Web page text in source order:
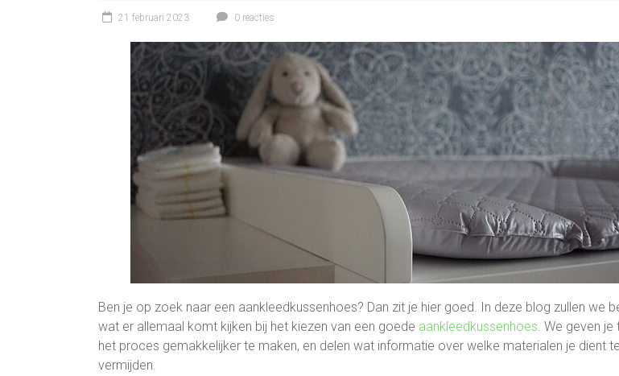
21 februari 2023 0 reacties
Ben je op zoek naar een aankleedkussenhoes? Dan zit je hier goed. In deze blog zullen we
wat er allemaal komt kijken bij het kiezen van een goede aankleedkussenhoes. We geven je
het proces gemakkelijker te maken, en delen wat informatie over welke materialen je dient te
vermijden.